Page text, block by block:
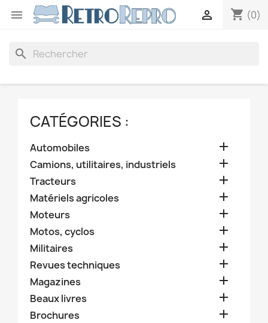
 shopping_cart (0)

search
CATÉGORIES :
Automobiles 
Camions, utilitaires, industriels 
Tracteurs 
Matériels agricoles 
Moteurs 
Motos, cyclos 
Militaires 
Revues techniques 
Magazines 
Beaux livres 
Brochures 